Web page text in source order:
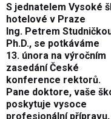
S jednatelem Vysoké
hotelové v Praze
Ing. Petrem
Ph.D., se potkáváme
13. února na výročním
zasedání České
konference rektorů.
Pane doktore, vaše
poskytuje vysoce
profesionální přípravu,